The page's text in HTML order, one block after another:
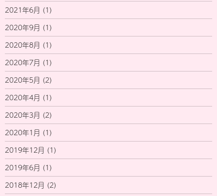
2021年6月 (1)
2020年9月 (1)
2020年8月 (1)
2020年7月 (1)
2020年5月 (2)
2020年4月 (1)
2020年3月 (2)
2020年1月 (1)
2019年12月 (1)
2019年6月 (1)
2018年12月 (2)